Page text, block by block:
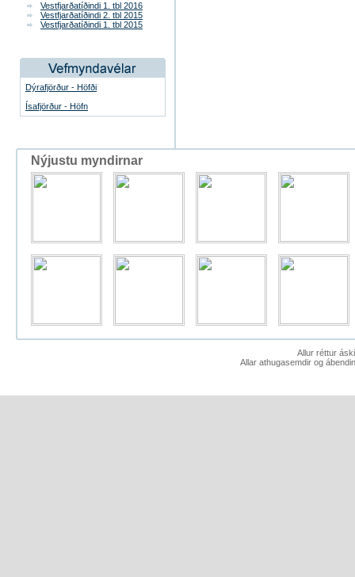
Vestfjarðatíðindi 1. tbl 2016
Vestfjarðatíðindi 2. tbl 2015
Vestfjarðatíðindi 1. tbl 2015
Dýrafjörður - Höfði
Ísafjörður - Höfn
Nýjustu myndirnar
Allur réttur
Allar athugasemdir og